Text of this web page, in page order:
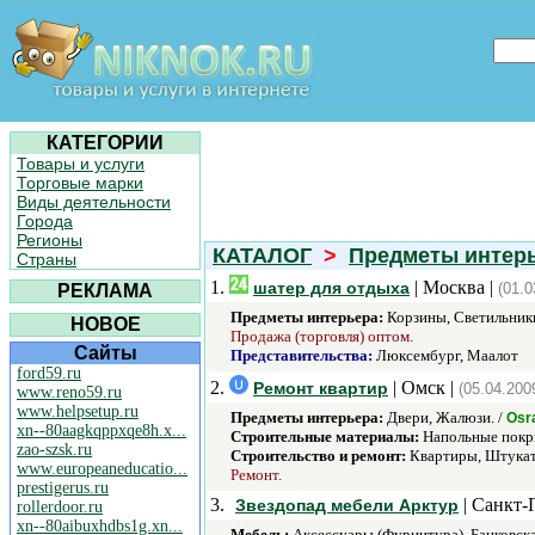
КАТЕГОРИИ
Товары и услуги
Торговые марки
Виды деятельности
Города
Регионы
Страны
РЕКЛАМА
НОВОЕ
Сайты
ford59.ru
www.reno59.ru
www.helpsetup.ru
xn--80aagkqppxqe8h.x...
zao-szsk.ru
www.europeaneducatio...
prestigerus.ru
rollerdoor.ru
xn--80aibuxhdbs1g.xn...
КАТАЛОГ > Предметы
1. шатер для отдыха | Москва |
Предметы интерьера: Корзины,
Продажа (торговля) оптом.
Представительства: Люксембург, Маалот
2. Ремонт квартир | Омск |
Предметы интерьера: Двери, Жалюзи. /
Строительные материалы: Напольные
Строительство и ремонт: Квартиры,
Ремонт.
3. Звездопад мебели Арктур | Санкт-